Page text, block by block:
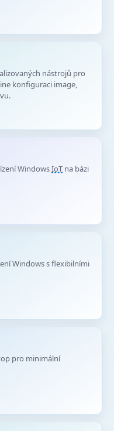
nástrojů pro
konfiguraci image,
WindowsIoT na bázi
Windows s flexibilními
pro minimální